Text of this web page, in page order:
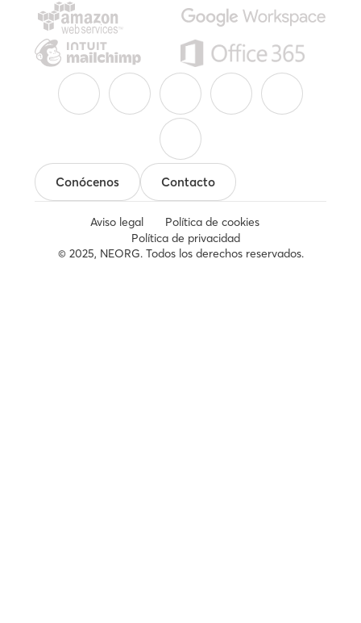
Conócenos Contacto
© 2025, NEORG. Todos los derechos reservados.
Aviso legal
Política de cookies
Política de privacidad